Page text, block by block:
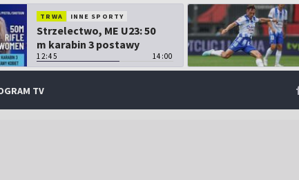
TRWA INNE SPORTY
Strzelectwo, ME U23: 50
m karabin 3 postawy
kobiet
12:45 14:00
TV